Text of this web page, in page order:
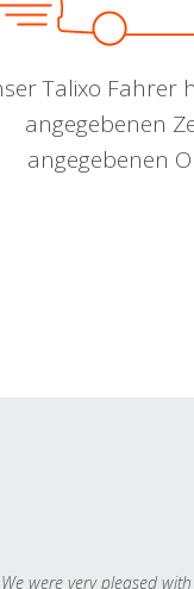
Talixo Fahrer
angegebenen
angegebenen
We were very pleased